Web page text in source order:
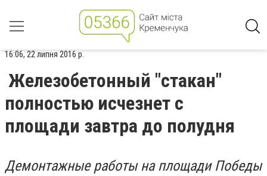
16:06, 22 липня 2016 р.
Железобетонный "стакан"
полностью исчезнет с
площади завтра до полудня
Демонтажные работы на площади Победы